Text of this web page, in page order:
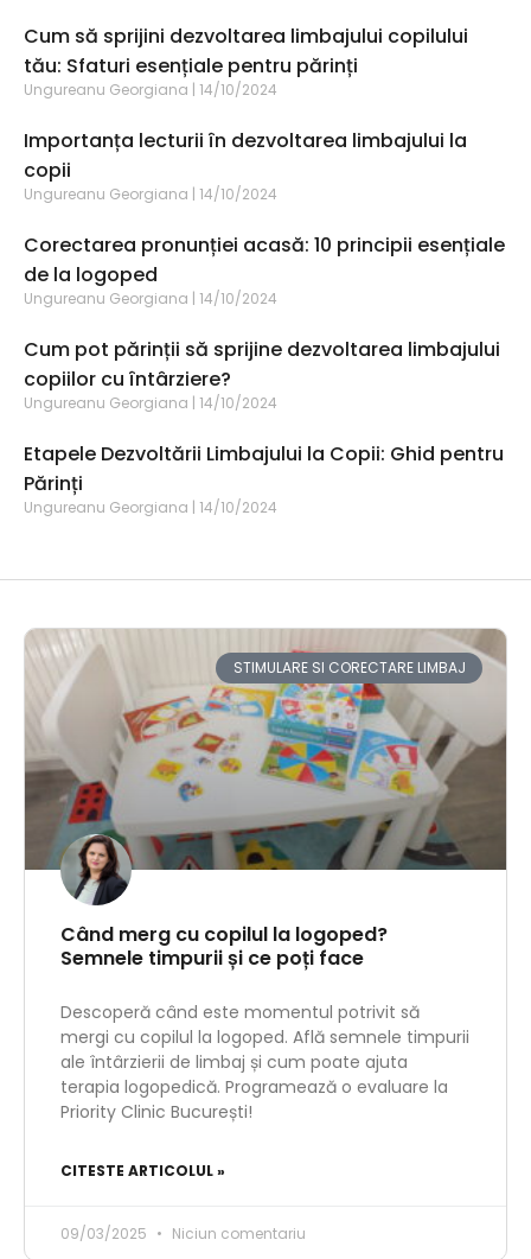
Cum să sprijini dezvoltarea limbajului copilului
tău: Sfaturi esențiale pentru părinți
Ungureanu Georgiana 14/10/2024
Importanța lecturii în dezvoltarea limbajului la
copii
Ungureanu Georgiana 14/10/2024
Corectarea pronunției acasă: 10 principii esențiale
de la logoped
Ungureanu Georgiana 14/10/2024
Cum pot părinții să sprijine dezvoltarea limbajului
copiilor cu întârziere?
Ungureanu Georgiana 14/10/2024
Etapele Dezvoltării Limbajului la Copii: Ghid pentru
Părinți
Ungureanu Georgiana 14/10/2024
STIMULARE SI CORECTARE LIMBAJ
Când merg cu copilul la logoped?
Semnele timpurii și ce poți face
Descoperă când este momentul potrivit să
mergi cu copilul la logoped. Află semnele timpurii
ale întârzierii de limbaj și cum poate ajuta
terapia logopedică. Programează o evaluare la
Priority Clinic București!
CITESTE ARTICOLUL »
09/03/2025 Niciun comentariu